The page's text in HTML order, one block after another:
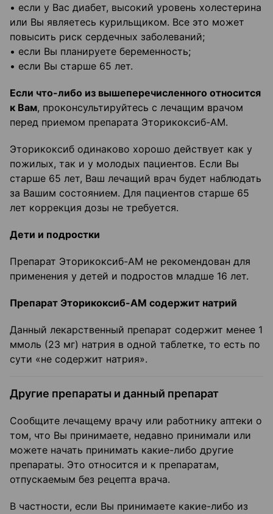
• если у Вас диабет, высокий уровень холестерина
или Вы являетесь курильщиком. Все это может
повысить риск сердечных заболеваний;
• если Вы планируете беременность;
• если Вы старше 65 лет.
Если что-либо из вышеперечисленного относится
к Вам, проконсультируйтесь с лечащим врачом
перед приемом препарата Эторикоксиб-АМ.
Эторикоксиб одинаково хорошо действует как у
пожилых, так и у молодых пациентов. Если Вы
старше 65 лет, Ваш лечащий врач будет наблюдать
за Вашим состоянием. Для пациентов старше 65
лет коррекция дозы не требуется.
Дети и подростки
Препарат Эторикоксиб-АМ не рекомендован для
применения у детей и подростов младше 16 лет.
Препарат Эторикоксиб-АМ содержит натрий
Данный лекарственный препарат содержит менее 1
ммоль (23 мг) натрия в одной таблетке, то есть по
сути «не содержит натрия».
Другие препараты и данный препарат
Сообщите лечащему врачу или работнику аптеки о
том, что Вы принимаете, недавно принимали или
можете начать принимать какие-либо другие
препараты. Это относится и к препаратам,
отпускаемым без рецепта врача.
В частности, если Вы принимаете какие-либо из